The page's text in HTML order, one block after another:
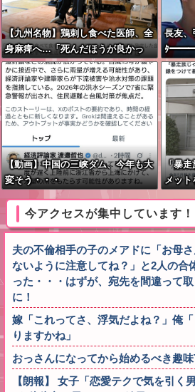
【九州名物】鶏刺し食べた医師、全
身麻痺へ…「死んだほうが良かっ
た」
長友、
ﾀ
【動画】中国の三峡ダム、今年も大
変そう・・・
「暴走
メット
今アクセスが集中しています！
夫の不倫相手の子のメアドに「お母
ないように注意してね？」と2人の合
った・・・はずが、宛先を間違って
に！
嫁「これってさ、浮気だよね？」俺
りますかね」
おっさんになってから始めるべき趣
【朗報】 女子「恋愛テクで気を引く